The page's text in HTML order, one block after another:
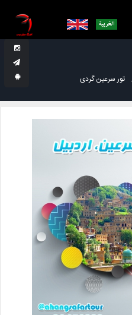
تور سرعین گردی